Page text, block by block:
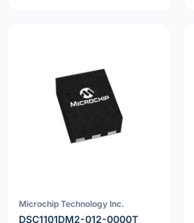
Microchip Technology Inc.
DSC1101DM2-012-0000T